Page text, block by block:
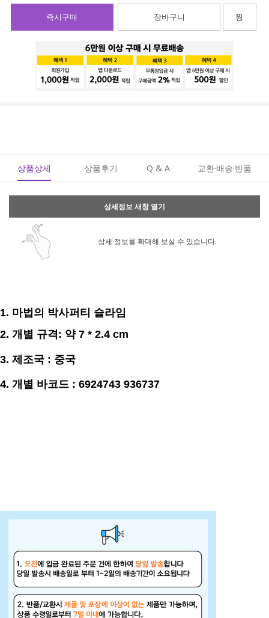
즉시구매 장바구니 찜
상품상세 상품후기 Q & A 교환·배송·반품
상세정보 새창 열기
상세 정보를 확대해 보실 수 있습니다.
1. 마법의 박사퍼티 슬라임
2. 개별 규격: 약 7 * 2.4 cm
3. 제조국 : 중국
4. 개별 바코드 : 6924743 936737